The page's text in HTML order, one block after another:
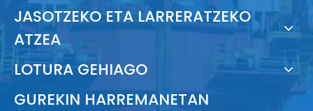
JASOTZEKO ETA LARRERATZEKO
ATZEA
LOTURA GEHIAGO
GUREKIN HARREMANETAN